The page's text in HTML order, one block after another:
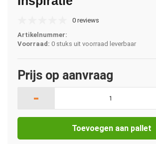
0 reviews
Artikelnummer:
Voorraad: 0 stuks uit voorraad leverbaar
Prijs op aanvraag
-
Toevoegen aan pallet